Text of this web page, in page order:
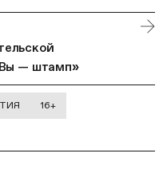
— штамп»
16+